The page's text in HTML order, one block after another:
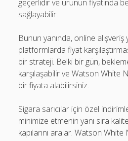
geçerlidir ve ürünün fiyatında
sağlayabilir.
Bunun yanında, online
platformlarda fiyat
bir strateji. Belki bir gün,
karşılaşabilir ve Watson White
bir fiyata alabilirsiniz.
Sigara sarıcılar için özel
minimize etmenin yanı sıra
kapılarını aralar. Watson